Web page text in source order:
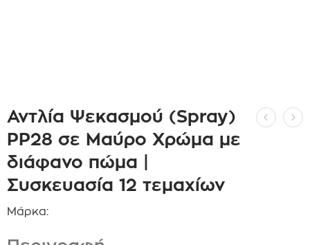
Αντλία Ψεκασμού (Spray)
PP28 σε Μαύρο Χρώμα με
διάφανο πώμα |
Συσκευασία 12 τεμαχίων
Μάρκα: